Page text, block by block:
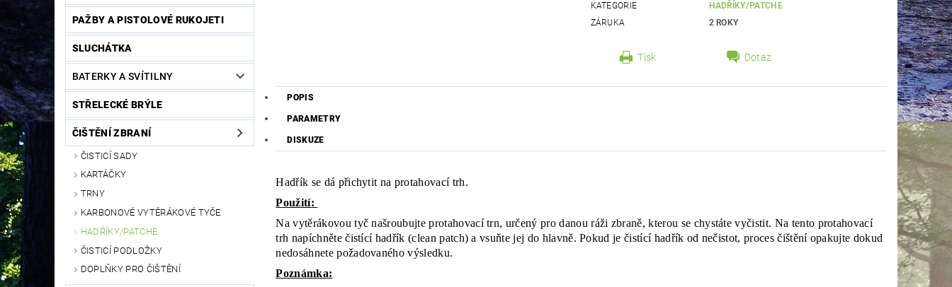
PAŽBY A PISTOLOVÉ RUKOJETI
SLUCHÁTKA
BATERKY A SVÍTILNY
STŘELECKÉ BRÝLE
ČIŠTĚNÍ ZBRANÍ
ČISTICÍ SADY
KARTÁČKY
TRNY
KARBONOVÉ VYTĚRÁKOVÉ TYČE
HADŘÍKY/PATCHE
ČISTICÍ PODLOŽKY
DOPLŇKY PRO ČIŠTĚNÍ
KATEGORIE
HADŘÍKY/PATCHE
ZÁRUKA
2 ROKY
Tisk Dotaz
POPIS
PARAMETRY
DISKUZE
Hadřík se dá přichytit na protahovací trh.
Použití:
Na vytěrákovou tyč našroubujte protahovací trn, určený pro danou ráži zbraně, kterou se chystáte vyčistit. Na tento protahovací
trh napíchněte čistící hadřík (clean patch) a vsuňte jej do hlavně. Pokud je čistící hadřík od nečistot, proces čištění opakujte dokud
nedosáhnete požadovaného výsledku.
Poznámka: